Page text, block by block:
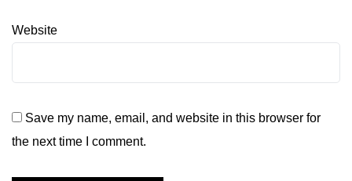
Website
Save my name, email, and website in this browser for
the next time I comment.